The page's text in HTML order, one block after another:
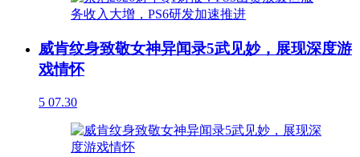
威肯纹身致敬女神异闻录5武见妙，展现深度游
戏情怀
5 07.30